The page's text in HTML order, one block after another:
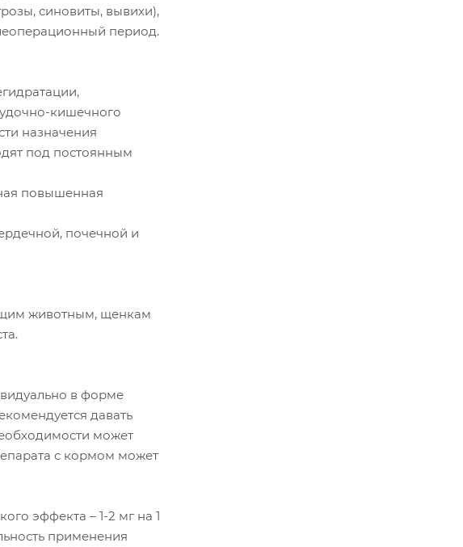
синовиты, вывихи),
период.
кишечного
назначения
под постоянным
повышенная
почечной и
животным, щенкам
в форме
давать
может
с кормом может
эффекта – 1-2 мг на 1
применения